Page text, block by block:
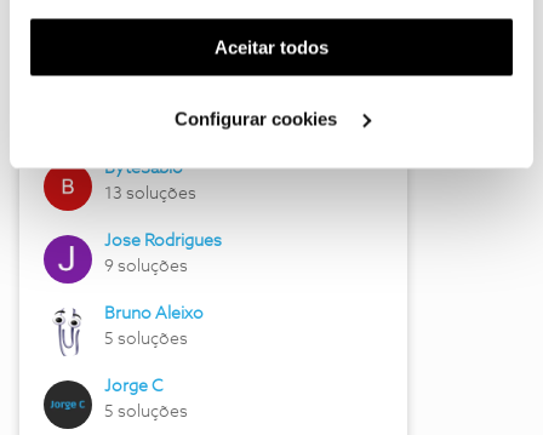
funcionalidade) e adaptar anúncios aos seus interesses
(cookies de publicidade personalizada). Pode gerir a
utilização dos cookies clicando em "Configurar
Aceitar todos
Configurar cookies
Hall of Fame de julho
17 soluções
ByteSábio
13 soluções
Jose Rodrigues
9 soluções
Bruno Aleixo
5 soluções
Jorge C
5 soluções